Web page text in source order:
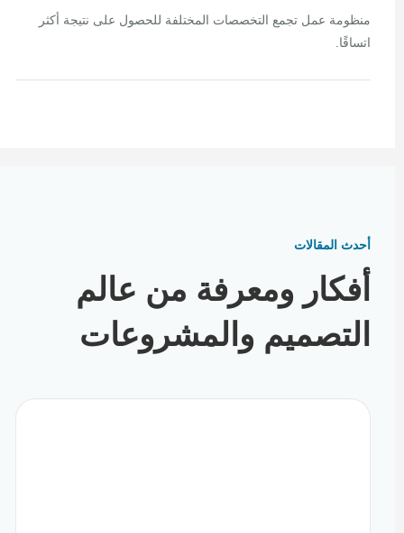
منظومة عمل تجمع التخصصات المختلفة للحصول على نتيجة أكثر
اتساقًا.
أحدث المقالات
أفكار ومعرفة من عالم
التصميم والمشروعات